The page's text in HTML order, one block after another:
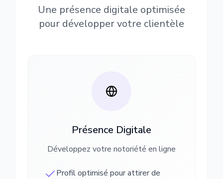
Une présence digitale optimisée
pour développer votre clientèle
Présence Digitale
Développez votre notoriété en ligne
Profil optimisé pour attirer de